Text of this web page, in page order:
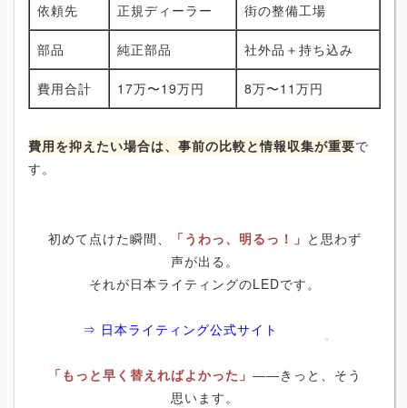
依頼先 正規ディーラー 街の整備工場
部品 純正部品 社外品＋持ち込み
費用合計 17万〜19万円 8万〜11万円
費用を抑えたい場合は、事前の比較と情報収集が重要で
す。
初めて点けた瞬間、 「うわっ、明るっ！」 と思わず
声が出る。
それが日本ライティングのLEDです。
⇒ 日本ライティング公式サイト
「もっと早く替えればよかった」 ――きっと、そう
思います。